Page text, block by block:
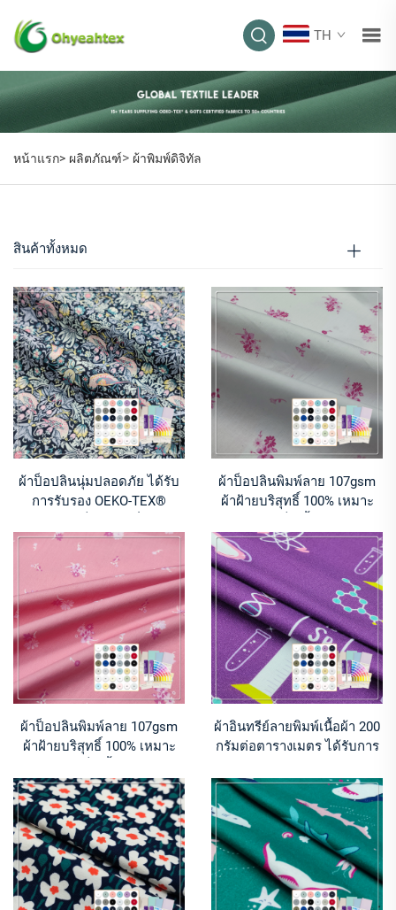
TH
ผ้าพิมพ์ดิจิทัล
หน้าแรก> ผลิตภัณฑ์> ผ้าพิมพ์ดิจิทัล
สินค้าทั้งหมด
ผ้าป็อปลินนุ่มปลอดภัย ได้รับ
การรับรอง OEKO-TEX®
กายเด็ก
ผ้าป็อปลินพิมพ์ลาย 107gsm
ผ้าฝ้ายบริสุทธิ์ 100% เหมาะ
ร้อน
ผ้าป็อปลินพิมพ์ลาย 107gsm
ผ้าฝ้ายบริสุทธิ์ 100% เหมาะ
ร้อน
ผ้าอินทรีย์ลายพิมพ์เนื้อผ้า 200
กรัมต่อตารางเมตร ได้รับการ
เหมาะสำหรับการผลิตเสื้อผ้า
เด็ก